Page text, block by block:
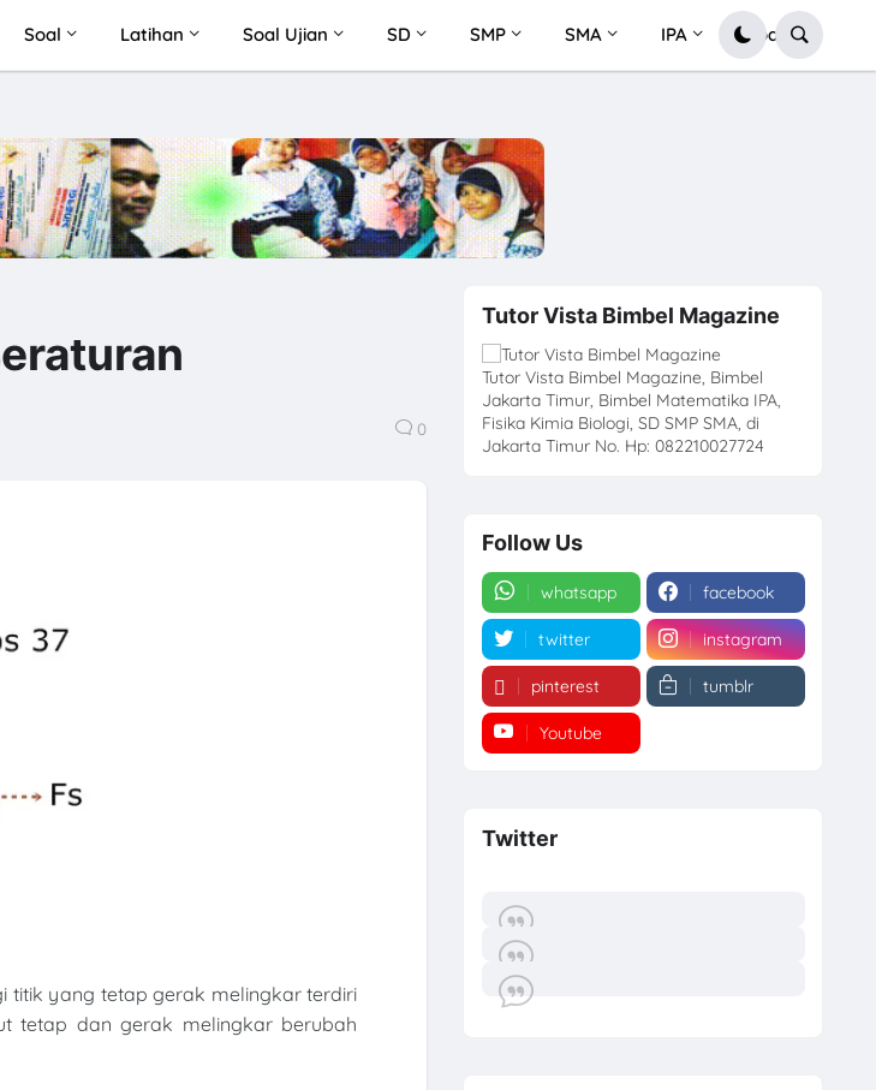
Soal Latihan Soal Ujian SD SMP SMA IPA Soal
0
titik yang tetap gerak melingkar terdiri
tetap dan gerak melingkar berubah
Tutor Vista Bimbel Magazine
Tutor Vista Bimbel Magazine, Bimbel
Jakarta Timur, Bimbel Matematika IPA,
Fisika Kimia Biologi, SD SMP SMA, di
Jakarta Timur No. Hp: 082210027724
Follow Us
whatsapp facebook
twitter instagram
pinterest tumblr
Youtube
Twitter